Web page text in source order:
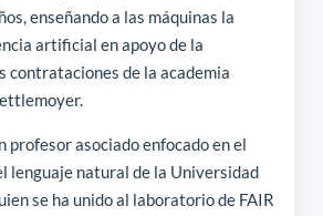
enseñando a las máquinas la
artificial en apoyo de la
contrataciones de la academia
profesor asociado enfocado en el
lenguaje natural de la Universidad
se ha unido al laboratorio de FAIR